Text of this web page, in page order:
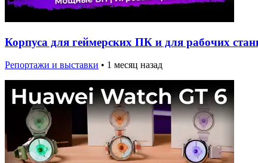
Корпуса для геймерских ПК и для рабочих
Репортажи и выставки • 1 месяц назад